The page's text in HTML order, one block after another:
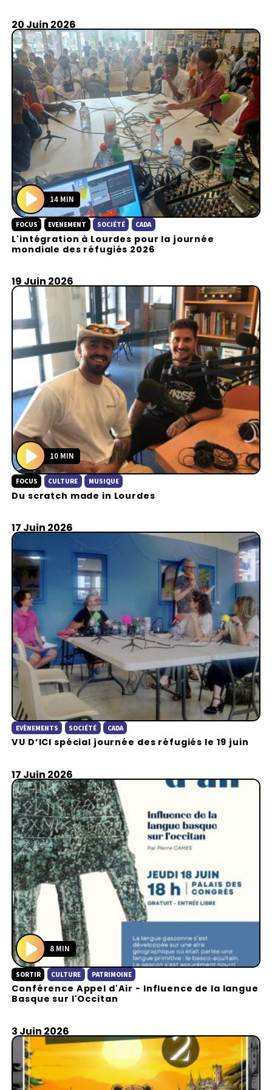
20 Juin 2026
P
l
a
14 MIN
FOCUS EVENEMENT SOCIÉTÉ CADA
L'intégration à Lourdes pour la journée
mondiale des réfugiés 2026
19 Juin 2026
P
l
a
10 MIN
FOCUS CULTURE MUSIQUE
Du scratch made in Lourdes
17 Juin 2026
EVÈNEMENTS SOCIÉTÉ CADA
VU D’ICI spécial journée des réfugiés le 19 juin
17 Juin 2026
P
l
a
y
8 MIN
SORTIR CULTURE PATRIMOINE
Conférence Appel d'Air - Influence de la langue
Basque sur l'Occitan
3 Juin 2026